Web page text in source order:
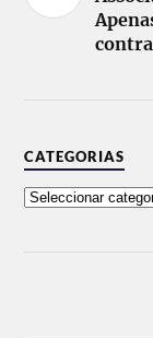
contra
CATEGORIAS